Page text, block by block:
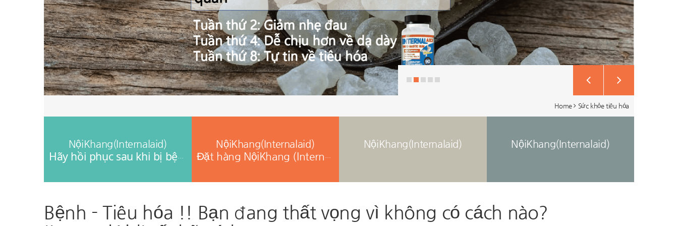
Home Sức khỏe tiêu hóa
NộiKhang(Internalaid)
Hãy hồi phục sau khi bị bệnh dạ dày
NộiKhang(Internalaid)
Đặt hàng NộiKhang (Internalaid)
NộiKhang(Internalaid) NộiKhang(Internalaid)
Bệnh - Tiêu hóa !! Bạn đang thất vọng vì không có cách nào?